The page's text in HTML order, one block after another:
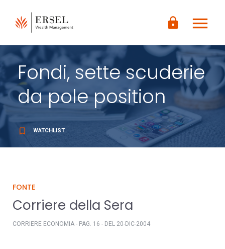
CONTENUTO
PRINCIPALE
PIÈ DI
PAGINA
lock menu
Fondi, sette scuderie
da pole position
bookmark_border WATCHLIST
FONTE
Corriere della Sera
CORRIERE ECONOMIA - PAG. 16 - DEL 20-DIC-2004